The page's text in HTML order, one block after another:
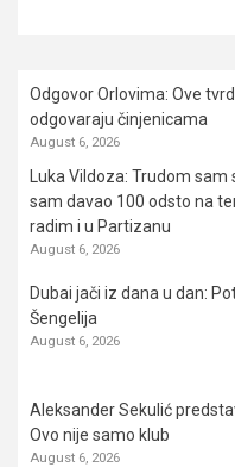
Odgovor Orlovima: ​Ove
odgovaraju činjenicama
August 6, 2026
Luka Vildoza: Trudom
sam davao 100 odsto na
radim i u Partizanu
August 6, 2026
Dubai jači iz dana u dan:
Šengelija
August 6, 2026
Aleksander Sekulić
Ovo nije samo klub
August 6, 2026